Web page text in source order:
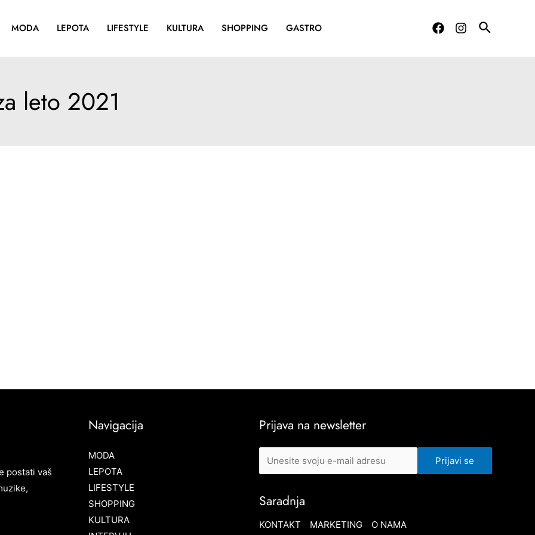
MODA LEPOTA LIFESTYLE KULTURA SHOPPING GASTRO
leto 2021
postati vaš
Navigacija
MODA
LEPOTA
LIFESTYLE
SHOPPING
KULTURA
Prijava na newsletter
Saradnja
KONTAKT MARKETING O NAMA